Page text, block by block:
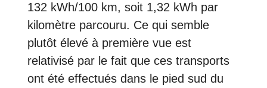
132 kWh/100 km, soit 1,32 kWh par
kilomètre parcouru. Ce qui semble
plutôt élevé à première vue est
relativisé par le fait que ces transports
ont été effectués dans le pied sud du